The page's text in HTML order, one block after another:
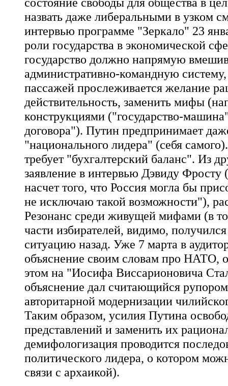
назвать даже либеральными в узком
интервью программе "Зеркало" 23
роли государства в экономической
государство должно напрямую
административно-командную
пассажей прослеживается желание
действительность, заменить мифы
конструкциями ("государство-
договора"). Путин предпринимает
"национального лидера" (себя
требует "бухгалтерский баланс". Из
заявление в интервью Дэвиду
насчет того, что Россия могла бы
не исключаю такой возможности"),
Резонанс среди живущей мифами (в
части избирателей, видимо,
ситуацию назад. Уже 7 марта в
объяснение своим словам про НАТО,
этом на "Иосифа Виссарионовича
объяснение дал считающийся
авторитарной модернизации
Таким образом, усилия Путина
представлений и заменить их
демифологизация проводится
политического лидера, о котором
связи с архаикой).